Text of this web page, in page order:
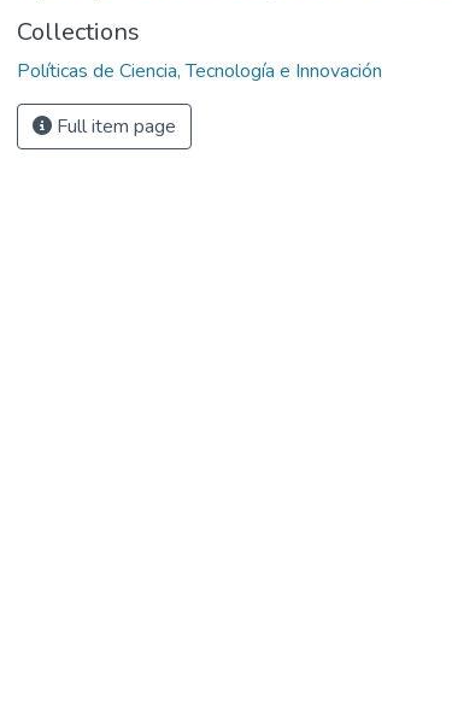
Collections
Políticas de Ciencia, Tecnología e Innovación
Full item page